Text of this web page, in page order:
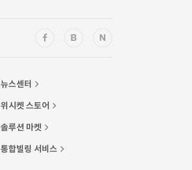
뉴스센터
위시켓 스토어
솔루션 마켓
통합빌링 서비스